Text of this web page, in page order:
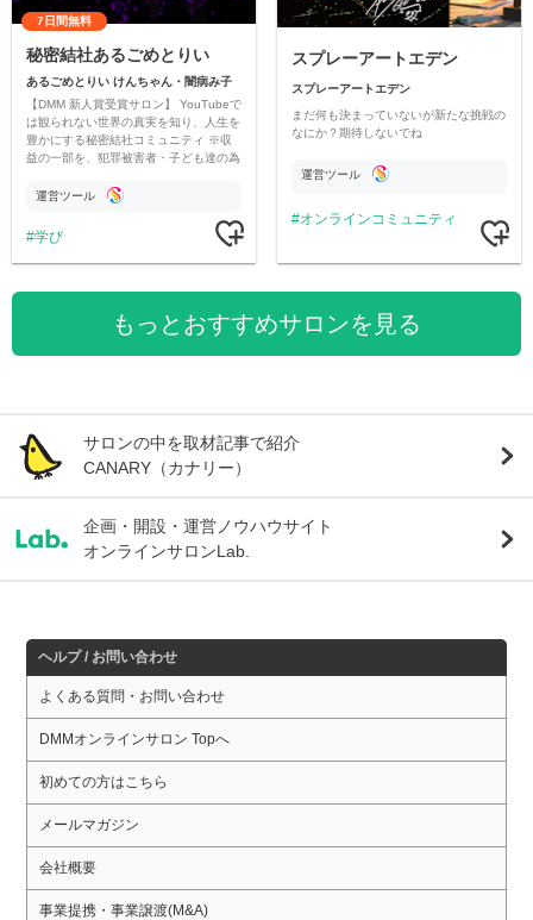
7日間無料
秘密結社あるごめとりい
あるごめとりい けんちゃん・闇病み子
【DMM 新人賞受賞サロン】 YouTubeで
は観られない世界の真実を知り、人生を
豊かにする秘密結社コミュニティ ※収
益の一部を、犯罪被害者・子ども達の為
す運営ツール
学び
スプレーアートエデン
スプレーアートエデン
まだ何も決まっていないが新たな挑戦の
なにか？期待しないでね
運営ツール
オンラインコミュニティ
もっとおすすめサロンを見る
サロンの中を取材記事で紹介
CANARY（カナリー）
企画・開設・運営ノウハウサイト
オンラインサロンLab.
ヘルプ / お問い合わせ
よくある質問・お問い合わせ
DMMオンラインサロン Topへ
初めての方はこちら
メールマガジン
会社概要
事業提携・事業譲渡(M&A)